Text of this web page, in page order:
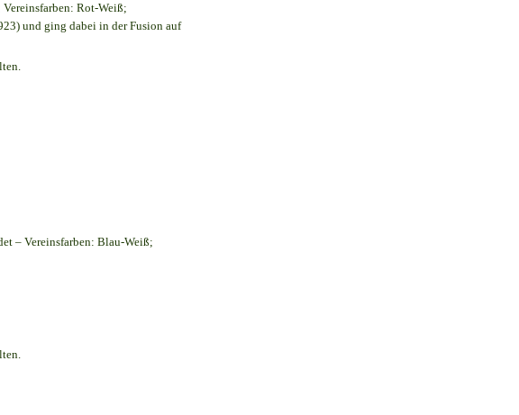
Rot-Weiß;
und ging dabei in der Fusion auf
– Vereinsfarben: Blau-Weiß;